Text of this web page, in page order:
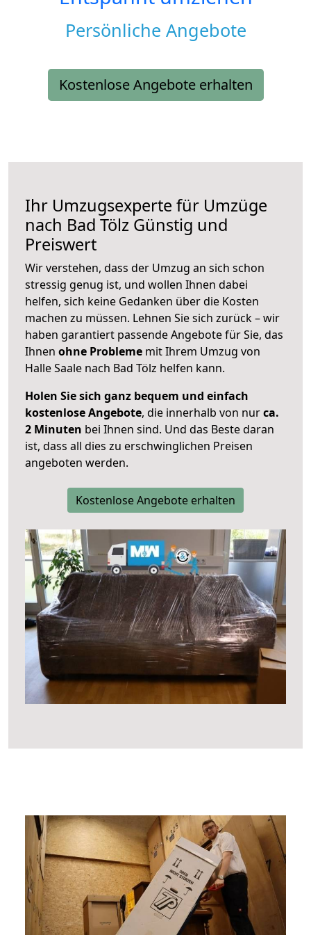
Persönliche Angebote
Kostenlose Angebote erhalten
Ihr Umzugsexperte für Umzüge
nach Bad Tölz Günstig und
Preiswert
Wir verstehen, dass der Umzug an sich schon
stressig genug ist, und wollen Ihnen dabei
helfen, sich keine Gedanken über die Kosten
machen zu müssen. Lehnen Sie sich zurück – wir
haben garantiert passende Angebote für Sie, das
Ihnen ohne Probleme mit Ihrem Umzug von
Halle Saale nach Bad Tölz helfen kann.
Holen Sie sich ganz bequem und einfach
kostenlose Angebote, die innerhalb von nurca.
2 Minuten bei Ihnen sind. Und das Beste daran
ist, dass all dies zu erschwinglichen Preisen
angeboten werden.
Kostenlose Angebote erhalten